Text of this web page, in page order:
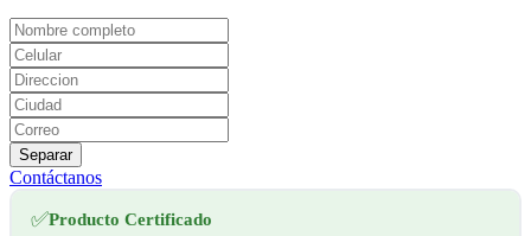
Separar
Contáctanos
✅Producto Certificado